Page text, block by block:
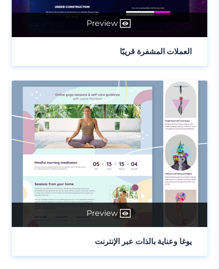
Preview
العملات المشفرة قريبًا
Preview
يوغا وعناية بالذات عبر الإنترنت